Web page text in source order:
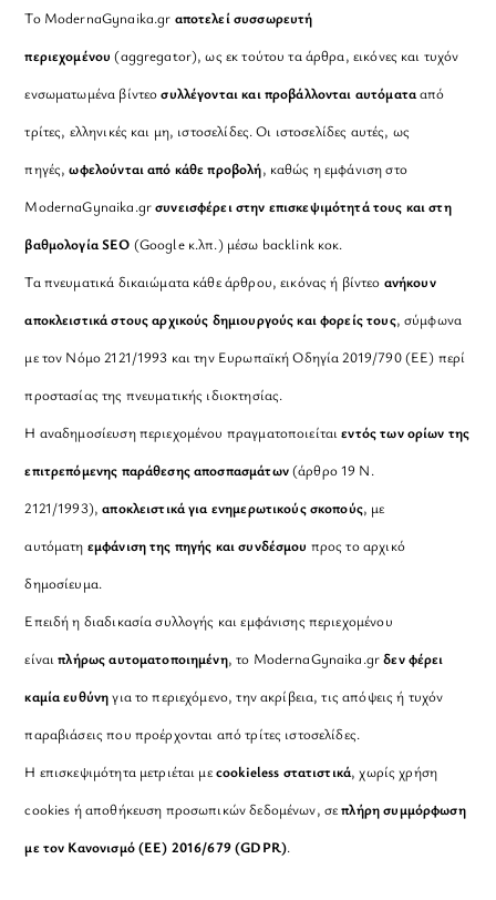
Το ModernaGynaika.gr αποτελεί συσσωρευτή
περιεχομένου (aggregator), ως εκ τούτου τα άρθρα, εικόνες και τυχόν
ενσωματωμένα βίντεοσυλλέγονται και προβάλλονται αυτόματααπό
τρίτες, ελληνικές και μη, ιστοσελίδες. Οι ιστοσελίδες αυτές, ως
πηγές,ωφελούνται από κάθε προβολή, καθώς η εμφάνιση στο
ModernaGynaika.grσυνεισφέρει στην επισκεψιμότητά τους και στη
βαθμολογία SEO (Google κ.λπ.) μέσω backlink κοκ.
Τα πνευματικά δικαιώματα κάθε άρθρου, εικόνας ή βίντεο ανήκουν
αποκλειστικά στους αρχικούς δημιουργούς και φορείς τους, σύμφωνα
με τον Νόμο 2121/1993 και την Ευρωπαϊκή Οδηγία 2019/790 (ΕΕ) περί
προστασίας της πνευματικής ιδιοκτησίας.
Η αναδημοσίευση περιεχομένου πραγματοποιείταιεντός των ορίων της
επιτρεπόμενης παράθεσης αποσπασμάτων(άρθρο 19 Ν.
2121/1993), αποκλειστικά για ενημερωτικούς σκοπούς, με
αυτόματη εμφάνιση της πηγής και συνδέσμου προς το αρχικό
δημοσίευμα.
Επειδή η διαδικασία συλλογής και εμφάνισης περιεχομένου
είναιπλήρως αυτοματοποιημένη, το ModernaGynaika.grδεν φέρει
καμία ευθύνηγια το περιεχόμενο, την ακρίβεια, τις απόψεις ή τυχόν
παραβιάσεις που προέρχονται από τρίτες ιστοσελίδες.
Η επισκεψιμότητα μετριέται μεcookieless στατιστικά, χωρίς χρήση
cookies ή αποθήκευση προσωπικών δεδομένων, σεπλήρη συμμόρφωση
με τον Κανονισμό (ΕΕ) 2016/679 (GDPR).